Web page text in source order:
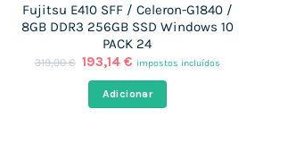
Fujitsu E410 SFF / Celeron-G1840 /
8GB DDR3 256GB SSD Windows 10
PACK 24
319,00€ O
original
era:
193,14€ O
é:
impostos incluídos
Adicionar